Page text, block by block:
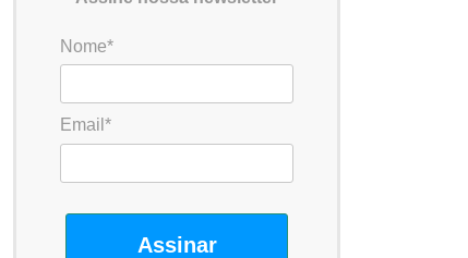
Nome*
Email*
Assinar